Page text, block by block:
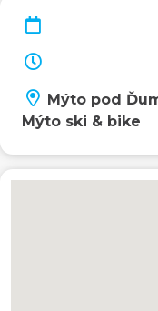
Mýto pod
Mýto ski & bike